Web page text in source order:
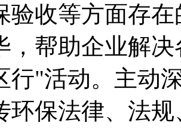
验收等方面存
，帮助企业解
行"活动。主动
环保法律、法